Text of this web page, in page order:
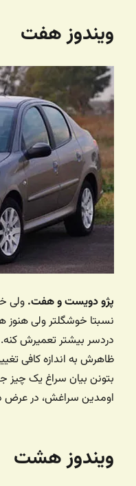
ویندوز هفت
پژو دویست و هفت.ولی
نسبتا خوشگلتر ولی هنوز
دردسر بیشتر تعمیرش
ظاهرش به اندازه کافی
بتونن بیان سراغ یک چیز
اومدین سراغش، در عرض
ویندوز هشت